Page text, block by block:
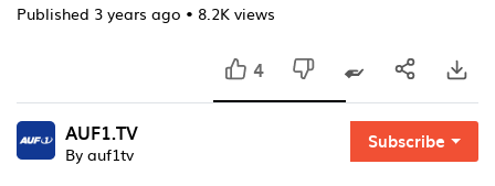
Published 3 years ago • 8.2K views
4
AUF1.TV
By auf1tv
Subscribe